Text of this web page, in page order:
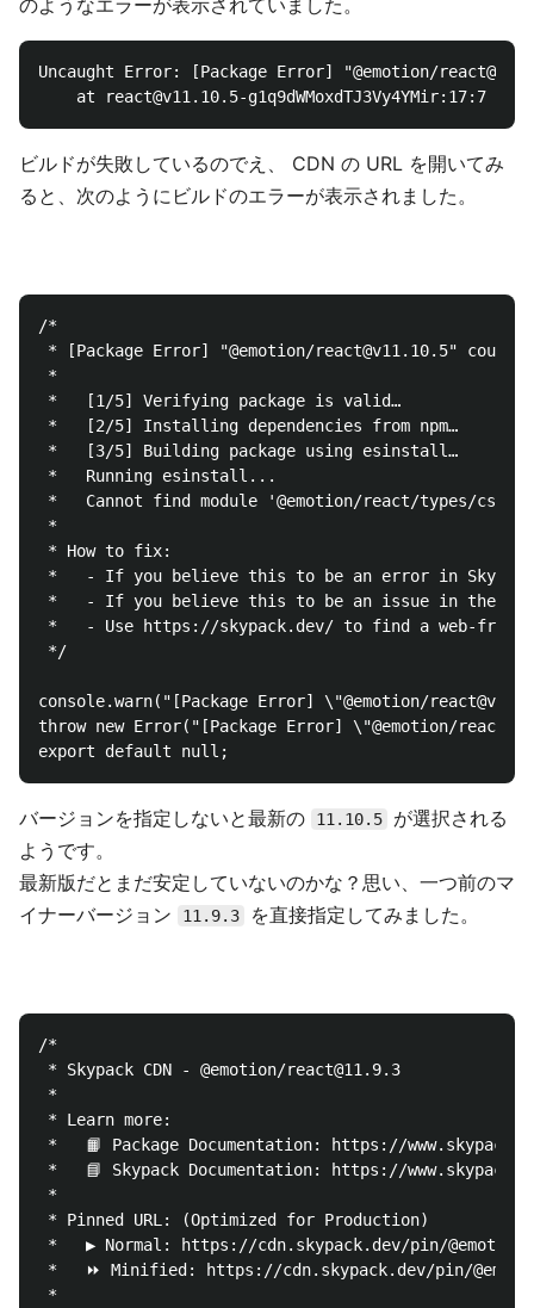
Uncaught Error: [Package Error] "@emotion/
ビルドが失敗しているのでえ、 CDN の URL を開いてみ
ると、次のようにビルドのエラーが表示されました。
/*
* [Package Error] "@emotion/react@v11.10.5"
*
*   [1/5] Verifying package is valid…
*   [2/5] Installing dependencies from npm…
*   [3/5] Building package using esinstall…
*   Running esinstall...
*   Cannot find module '@emotion/react/types/css-
*
* How to fix:
*   - If you believe this to be an error in
*   - If you believe this to be an issue in the
*   - Use https://skypack.dev/ to find a web-
*/
console.warn("[Package Error] \"@emotion/
throw new Error("[Package Error] \"@emotion/
バージョンを指定しないと最新の 11.10.5
が選択される
ようです。
最新版だとまだ安定していないのかな？思い、一つ前のマ
イナーバージョン
11.9.3 を直接指定してみました。
/*
* Skypack CDN - @emotion/react@11.9.3
*
* Learn more:
*   📙 Package Documentation: https://
*   📘 Skypack Documentation: https://
*
* Pinned URL: (Optimized for Production)
*   ▶️ Normal: https://cdn.skypack.dev/pin/@emotion/
*   ⏩ Minified: https://cdn.skypack.dev/pin/
*